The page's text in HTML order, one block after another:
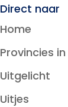
Direct naar
Home
Provincies
Uitgelicht
Uitjes